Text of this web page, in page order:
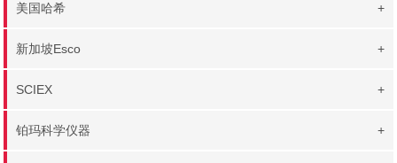
美国哈希 +
新加坡Esco +
SCIEX +
铂玛科学仪器 +